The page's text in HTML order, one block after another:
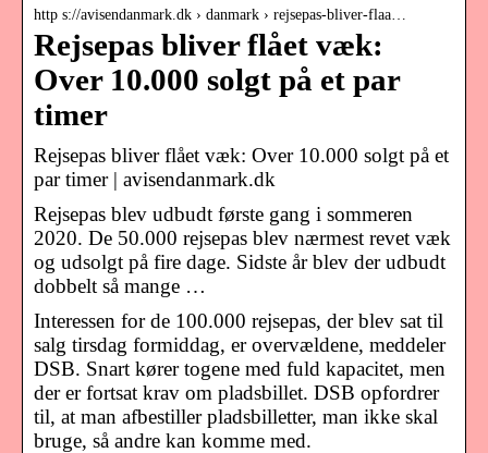
http s://avisendanmark.dk › danmark › rejsepas-bliver-flaa…
Rejsepas bliver flået væk:
Over 10.000 solgt på et par
timer
Rejsepas bliver flået væk: Over 10.000 solgt på et
par timer | avisendanmark.dk
Rejsepas blev udbudt første gang i sommeren
2020. De 50.000 rejsepas blev nærmest revet væk
og udsolgt på fire dage. Sidste år blev der udbudt
dobbelt så mange …
Interessen for de 100.000 rejsepas, der blev sat til
salg tirsdag formiddag, er overvældene, meddeler
DSB. Snart kører togene med fuld kapacitet, men
der er fortsat krav om pladsbillet. DSB opfordrer
til, at man afbestiller pladsbilletter, man ikke skal
bruge, så andre kan komme med.